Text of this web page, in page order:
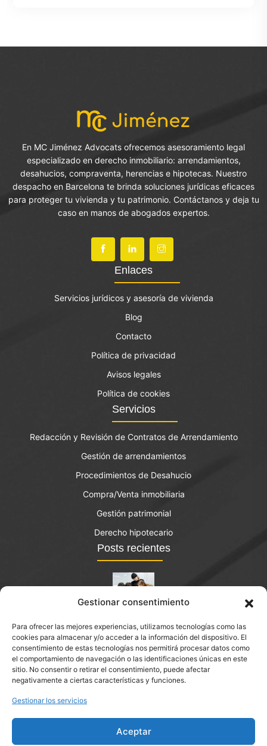
Gestionar consentimiento
Para ofrecer las mejores experiencias, utilizamos tecnologías como las
cookies para almacenar y/o acceder a la información del dispositivo. El
consentimiento de estas tecnologías nos permitirá procesar datos como
el comportamiento de navegación o las identificaciones únicas en este
sitio. No consentir o retirar el consentimiento, puede afectar
negativamente a ciertas características y funciones.
Gestionar los servicios
Aceptar
En MC Jiménez Advocats ofrecemos asesoramiento legal
especializado en derecho inmobiliario: arrendamientos,
desahucios, compraventa, herencias e hipotecas. Nuestro
despacho en Barcelona te brinda soluciones jurídicas eficaces
para proteger tu vivienda y tu patrimonio. Contáctanos y deja tu
caso en manos de abogados expertos.
Enlaces
Servicios jurídicos y asesoría de vivienda
Blog
Contacto
Política de privacidad
Avisos legales
Política de cookies
Servicios
Redacción y Revisión de Contratos de Arrendamiento
Gestión de arrendamientos
Procedimientos de Desahucio
Compra/Venta inmobiliaria
Gestión patrimonial
Derecho hipotecario
Posts recientes
El bono joven de vivienda: qué es y quién lo puede
solicitar?
septiembre 14, 2023
Abogado inmobiliario en Palau-solità i Plegamans